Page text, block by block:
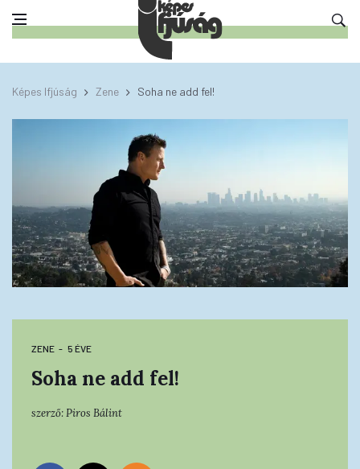
Képes Ifjúság Zene Soha ne add fel!
ZENE 5 ÉVE
Soha ne add fel!
szerző:Piros Bálint